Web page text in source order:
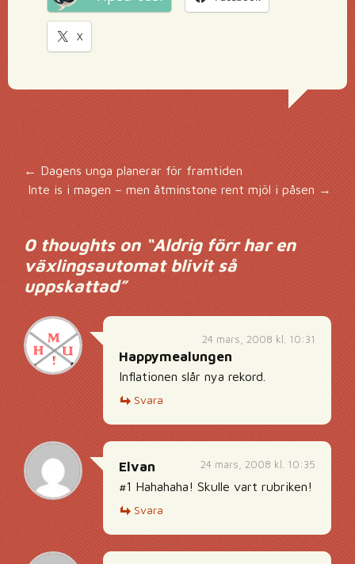
X
Inläggsnavigering
←Dagens unga planerar för framtiden
Inte is i magen – men åtminstone rent mjöl i påsen →
0 thoughts on “Aldrig förr har en
växlingsautomat blivit så
uppskattad”
24 mars, 2008 kl. 10:31
Happymealungen
Inflationen slår nya rekord.
Svara
24 mars, 2008 kl. 10:35
Elvan
#1 Hahahaha! Skulle vart rubriken!
Svara